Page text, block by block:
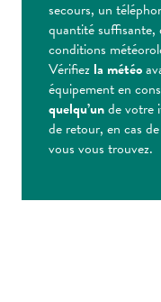
secours, un
quantité suffisante,
conditions
Vérifiez la météo
équipement en
quelqu’unde votre
de retour, en cas
vous vous trouvez.